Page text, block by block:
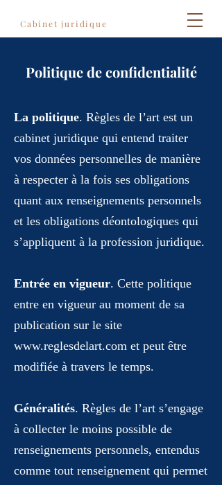
Cabinet juridique
Politique de confidentialité
La politique. Règles de l’art est un
cabinet juridique qui entend traiter
vos données personnelles de manière
à respecter à la fois ses obligations
quant aux renseignements personnels
et les obligations déontologiques qui
s’appliquent à la profession juridique.
Entrée en vigueur. Cette politique
entre en vigueur au moment de sa
publication sur le site
www.reglesdelart.com et peut être
modifiée à travers le temps.
Généralités. Règles de l’art s’engage
à collecter le moins possible de
renseignements personnels, entendus
comme tout renseignement qui permet